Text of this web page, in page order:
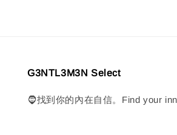
G3NTL3M3N Select
🧔找到你的內在自信。Find your